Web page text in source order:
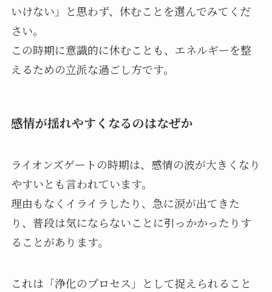
いけない」と思わず、休むことを選んでみてくだ
さい。
この時期に意識的に休むことも、エネルギーを整
えるための立派な過ごし方です。
感情が揺れやすくなるのはなぜか
ライオンズゲートの時期は、感情の波が大きくなり
やすいとも言われています。
理由もなくイライラしたり、急に涙が出てきた
り、普段は気にならないことに引っかかったりす
ることがあります。
これは「浄化のプロセス」として捉えられること